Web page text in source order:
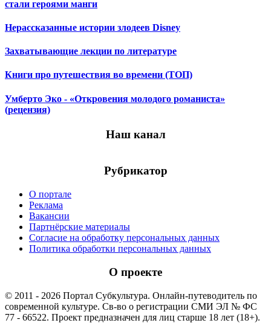
стали героями манги
Нерассказанные истории злодеев Disney
Захватывающие лекции по литературе
Книги про путешествия во времени (ТОП)
Умберто Эко - «Откровения молодого романиста»
(рецензия)
Наш канал
Рубрикатор
О портале
Реклама
Вакансии
Партнёрские материалы
Согласие на обработку персональных данных
Политика обработки персональных данных
О проекте
© 2011 - 2026 Портал Субкультура. Онлайн-путеводитель по
современной культуре. Св-во о регистрации СМИ ЭЛ № ФС
77 - 66522. Проект предназначен для лиц старше 18 лет (18+).